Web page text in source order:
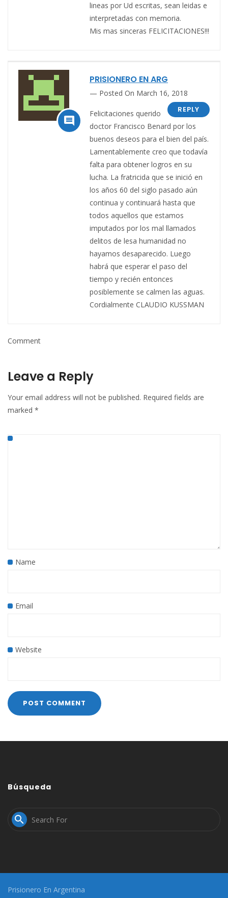
lineas por Ud escritas, sean leidas e
interpretadas con memoria.
Mis mas sinceras FELICITACIONES!!!

PRISIONERO EN ARG
Posted On March 16, 2018
REPLY
Felicitaciones querido
doctor Francisco Benard por los
buenos deseos para el bien del país.
Lamentablemente creo que todavía
falta para obtener logros en su
lucha. La fratricida que se inició en
los años 60 del siglo pasado aún
continua y continuará hasta que
todos aquellos que estamos
imputados por los mal llamados
delitos de lesa humanidad no
hayamos desaparecido. Luego
habrá que esperar el paso del
tiempo y recién entonces
posiblemente se calmen las aguas.
Cordialmente CLAUDIO KUSSMAN
Comment
Leave a Reply
Your email address will not be published. Required fields are
marked *
Name
Email
Website
Búsqueda

Prisionero En Argentina